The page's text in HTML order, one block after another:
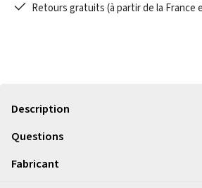
Retours gratuits (à partir de la France
Description
Questions
Fabricant